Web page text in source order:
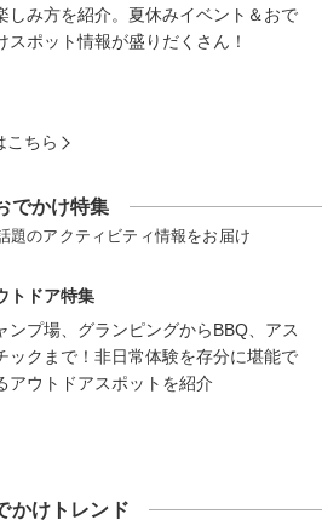
しみ方を紹介。夏休みイベント＆おで
スポット情報が盛りだくさん！
こちら
でかけ特集
題のアクティビティ情報をお届け
トドア特集
ンプ場、グランピングからBBQ、アス
ックまで！非日常体験を存分に堪能で
アウトドアスポットを紹介
かけトレンド